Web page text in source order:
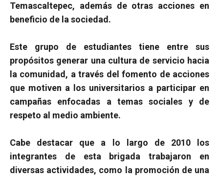
Temascaltepec, además de otras acciones en
beneficio de la sociedad.
Este grupo de estudiantes tiene entre sus
propósitos generar una cultura de servicio hacia
la comunidad, a través del fomento de acciones
que motiven a los universitarios a participar en
campañas enfocadas a temas sociales y de
respeto al medio ambiente.
Cabe destacar que a lo largo de 2010 los
integrantes de esta brigada trabajaron en
diversas actividades, como la promoción de una